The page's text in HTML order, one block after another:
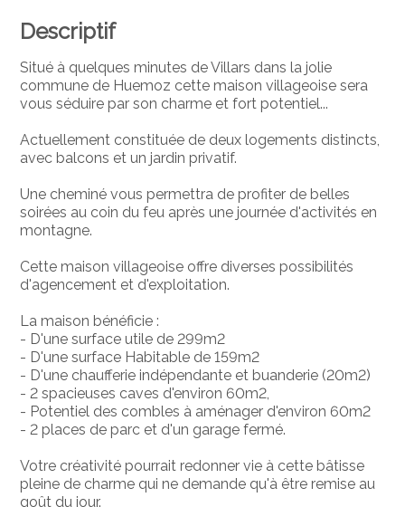
Descriptif
Situé à quelques minutes de Villars dans la jolie
commune de Huemoz cette maison villageoise sera
vous séduire par son charme et fort potentiel...
Actuellement constituée de deux logements distincts,
avec balcons et un jardin privatif.
Une cheminé vous permettra de profiter de belles
soirées au coin du feu après une journée d'activités en
montagne.
Cette maison villageoise offre diverses possibilités
d'agencement et d'exploitation.
La maison bénéficie :
- D'une surface utile de 299m2
- D'une surface Habitable de 159m2
- D'une chaufferie indépendante et buanderie (20m2)
- 2 spacieuses caves d'environ 60m2,
- Potentiel des combles à aménager d'environ 60m2
- 2 places de parc et d'un garage fermé.
Votre créativité pourrait redonner vie à cette bâtisse
pleine de charme qui ne demande qu'à être remise au
goût du jour.